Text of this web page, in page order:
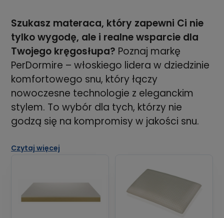
Szukasz materaca, który zapewni Ci nie
tylko wygodę, ale i realne wsparcie dla
Twojego kręgosłupa? Poznaj markę
PerDormire – włoskiego lidera w dziedzinie
komfortowego snu, który łączy
nowoczesne technologie z eleganckim
stylem. To wybór dla tych, którzy nie
godzą się na kompromisy w jakości snu.
Czytaj więcej